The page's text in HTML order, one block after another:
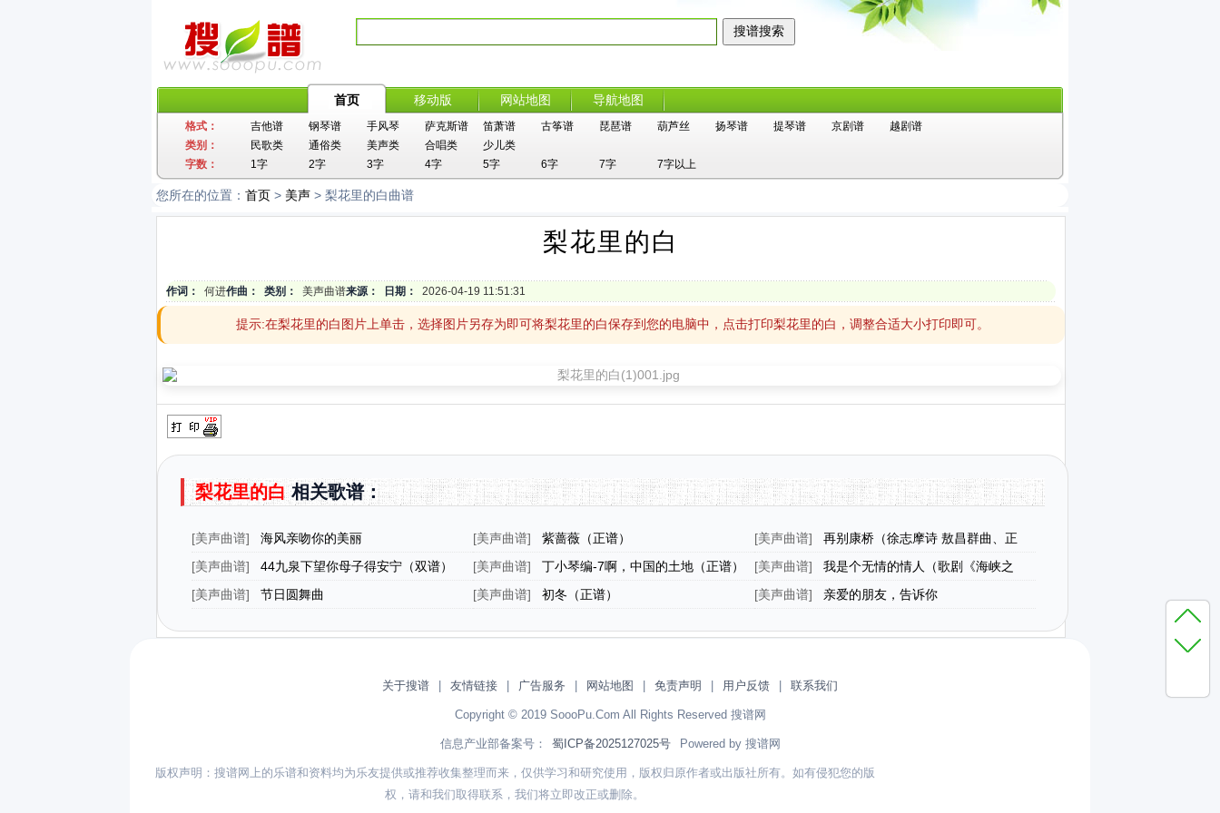
首页 移动版 网站地图 导航地图
格式： 吉他谱 钢琴谱 手风琴 萨克斯谱 笛萧谱 古筝谱 琵琶谱 葫芦丝 扬琴谱 提琴谱 京剧谱
越剧谱
类别：
民歌类 通俗类 美声类 合唱类
少儿类
字数：
1字 2字 3字 4字 5字 6字 7字 7字以上
您所在的位置： 首页 > 美声 > 梨花里的白曲谱
梨花里的白
作词： 何进作曲： 类别： 美声曲谱来源： 日期： 2026-04-19 11:51:31
提示:在梨花里的白图片上单击，选择图片另存为即可将梨花里的白保存到您的电脑中，点击打印梨花里的白，调整合适大小打印即可。
梨花里的白相关歌谱：
[美声曲谱] 海风亲吻你的美丽 [美声曲谱] 紫蔷薇（正谱） [美声曲谱]
再别康桥（徐志摩诗 敖昌群曲、正
谱）
[美声曲谱]
44九泉下望你母子得安宁（双谱）
（歌剧《祝福》选段）
[美声曲谱] 丁小琴编-7啊，中国的土地（正谱） [美声曲谱]
我是个无情的情人（歌剧《海峡之
花》选曲）
[美声曲谱] 节日圆舞曲 [美声曲谱] 初冬（正谱） [美声曲谱] 亲爱的朋友，告诉你
关于搜谱 友情链接 广告服务 网站地图 免责声明 用户反馈 联系我们
Copyright © 2019 SoooPu.Com All Rights Reserved 搜谱网
信息产业部备案号： 蜀ICP备2025127025号 Powered by 搜谱网
版权声明：搜谱网上的乐谱和资料均为乐友提供或推荐收集整理而来，仅供学习和研究使用，版权归原作者或出版社所有。如有侵犯您的版
权，请和我们取得联系，我们将立即改正或删除。